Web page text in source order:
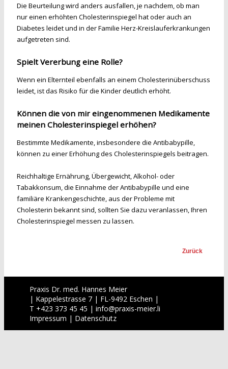
Die Beurteilung wird anders ausfallen, je nachdem, ob man
nur einen erhöhten Cholesterinspiegel hat oder auch an
Diabetes leidet und in der Familie Herz-Kreislauferkrankungen
aufgetreten sind.
Spielt Vererbung eine Rolle?
Wenn ein Elternteil ebenfalls an einem Cholesterinüberschuss
leidet, ist das Risiko für die Kinder deutlich erhöht.
Können die von mir eingenommenen Medikamente
meinen Cholesterinspiegel erhöhen?
Bestimmte Medikamente, insbesondere die Antibabypille,
können zu einer Erhöhung des Cholesterinspiegels beitragen.
Reichhaltige Ernährung, Übergewicht, Alkohol- oder
Tabakkonsum, die Einnahme der Antibabypille und eine
familiäre Krankengeschichte, aus der Probleme mit
Cholesterin bekannt sind, sollten Sie dazu veranlassen, Ihren
Cholesterinspiegel messen zu lassen.
Zurück
Praxis Dr. med. Hannes Meier
| Kappelestrasse 7 | FL-9492 Eschen |
T +423 373 45 45 | info@praxis-meier.li
Impressum | Datenschutz